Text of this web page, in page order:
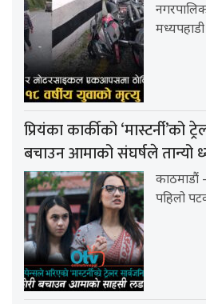
मध्यपहाडी
प्रियंका कार्कीको ‘मास्टर्नी’को
बचाउन आमाको संघर्षले तान्यो
काठमाडौं
पहिलो